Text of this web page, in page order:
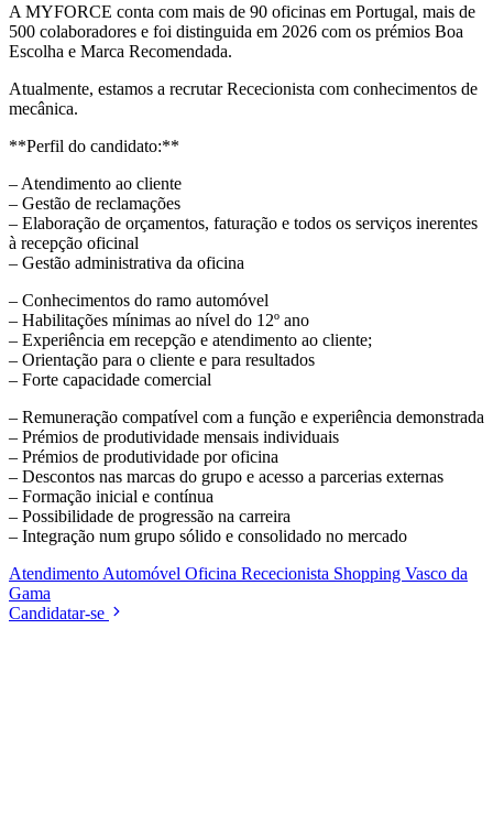
A MYFORCE conta com mais de 90 oficinas em Portugal, mais de
500 colaboradores e foi distinguida em 2026 com os prémios Boa
Escolha e Marca Recomendada.
Atualmente, estamos a recrutar Rececionista com conhecimentos de
mecânica.
**Perfil do candidato:**
– Atendimento ao cliente
– Gestão de reclamações
– Elaboração de orçamentos, faturação e todos os serviços inerentes
à recepção oficinal
– Gestão administrativa da oficina
– Conhecimentos do ramo automóvel
– Habilitações mínimas ao nível do 12º ano
– Experiência em recepção e atendimento ao cliente;
– Orientação para o cliente e para resultados
– Forte capacidade comercial
– Remuneração compatível com a função e experiência demonstrada
– Prémios de produtividade mensais individuais
– Prémios de produtividade por oficina
– Descontos nas marcas do grupo e acesso a parcerias externas
– Formação inicial e contínua
– Possibilidade de progressão na carreira
– Integração num grupo sólido e consolidado no mercado
Atendimento Automóvel Oficina Rececionista Shopping Vasco da
Gama
Candidatar-se